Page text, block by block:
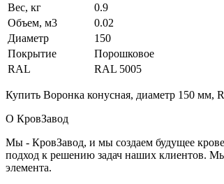
Вес, кг
0.9
Объем, м3
0.02
Диаметр
150
Покрытие
Порошковое
RAL
RAL 5005
Купить Воронка конусная, диаметр 150 мм,
О КровЗавод
Мы - КровЗавод, и мы создаем будущее
подход к решению задач наших клиентов.
элемента.